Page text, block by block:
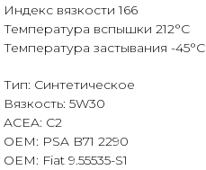
Индекс вязкости 166
Температура вспышки 212°С
Температура застывания -45°С
Тип: Синтетическое
Вязкость: 5W30
ACEA: C2
OEM: PSA B71 2290
OEM: Fiat 9.55535-S1